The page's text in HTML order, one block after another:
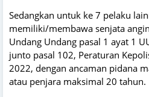
Sedangkan untuk ke 7 pelaku
memiliki/membawa senjata
Undang Undang pasal 1 ayat 1
junto pasal 102, Peraturan
2022, dengan ancaman pidana
atau penjara maksimal 20 tahun.